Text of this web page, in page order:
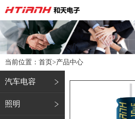
当前位置：首页>产品中心
汽车电容
照明